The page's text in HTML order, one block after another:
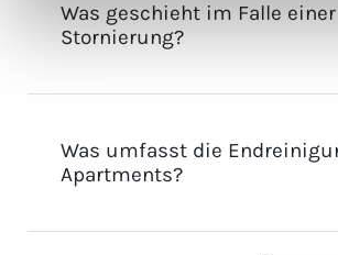
Was geschieht im Falle einer
Stornierung?
Was umfasst die
Apartments?